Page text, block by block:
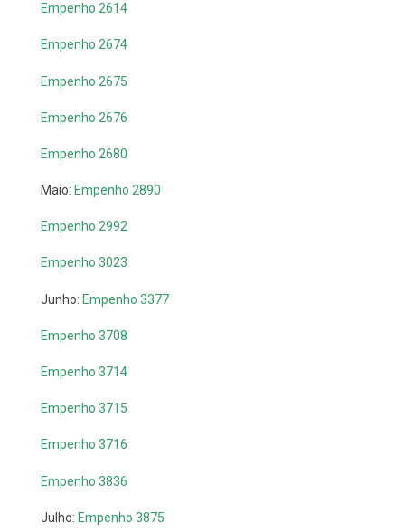
Empenho 2614
Empenho 2674
Empenho 2675
Empenho 2676
Empenho 2680
Maio: Empenho 2890
Empenho 2992
Empenho 3023
Junho: Empenho 3377
Empenho 3708
Empenho 3714
Empenho 3715
Empenho 3716
Empenho 3836
Julho: Empenho 3875